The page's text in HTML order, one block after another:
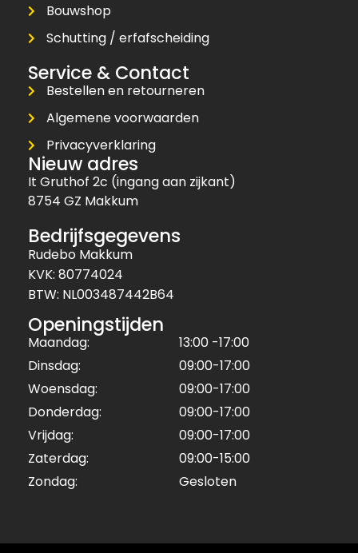
Bouwshop
Schutting / erfafscheiding
Service & Contact
Bestellen en retourneren
Algemene voorwaarden
Privacyverklaring
Nieuw adres
It Gruthof 2c (ingang aan zijkant)
8754 GZ Makkum
Bedrijfsgegevens
Rudebo Makkum
KVK: 80774024
BTW: NL003487442B64
Openingstijden
Maandag:
13:00 -17:00
Dinsdag:
09:00-17:00
Woensdag:
09:00-17:00
Donderdag:
09:00-17:00
Vrijdag:
09:00-17:00
Zaterdag:
09:00-15:00
Zondag:
Gesloten